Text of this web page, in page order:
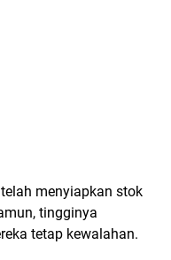
menyiapkan stok
tingginya
tetap kewalahan.